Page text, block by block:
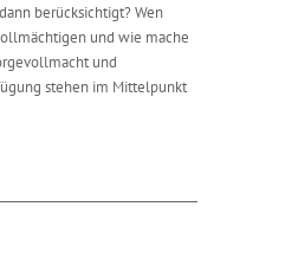
berücksichtigt? Wen
und wie mache
und
stehen im Mittelpunkt